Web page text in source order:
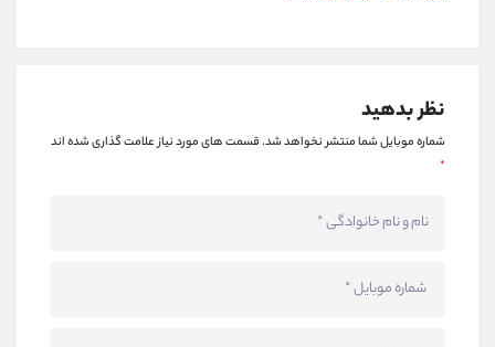
نظر بدهید
شماره موبایل شما منتشر نخواهد شد.قسمت های مورد نیاز علامت گذاری شده اند
*